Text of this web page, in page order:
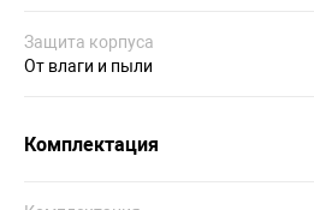
Защита корпуса
От влаги и пыли
Комплектация